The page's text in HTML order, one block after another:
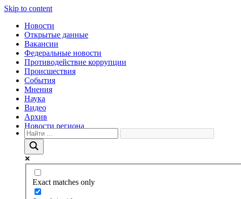
Skip to content
Новости
Открытые данные
Вакансии
Федеральные новости
Противодействие коррупции
Происшествия
События
Мнения
Наука
Видео
Архив
Новости региона
Exact matches only